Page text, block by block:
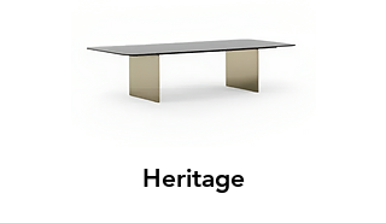
Heritage